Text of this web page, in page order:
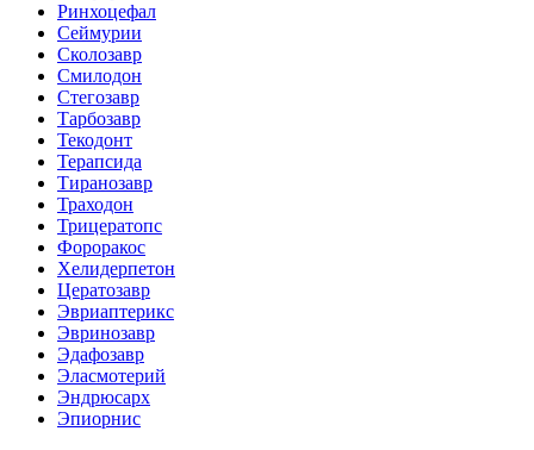
Ринхоцефал
Сеймурии
Сколозавр
Смилодон
Стегозавр
Тарбозавр
Текодонт
Терапсида
Тиранозавр
Траходон
Трицератопс
Фороракос
Хелидерпетон
Цератозавр
Эвриаптерикс
Эвринозавр
Эдафозавр
Эласмотерий
Эндрюсарх
Эпиорнис